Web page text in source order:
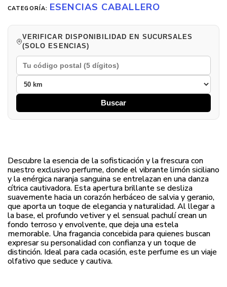
CATEGORÍA: ESENCIAS CABALLERO
VERIFICAR DISPONIBILIDAD EN SUCURSALES
(SOLO ESENCIAS)
Buscar
Descubre la esencia de la sofisticación y la frescura con
nuestro exclusivo perfume, donde el vibrante limón siciliano
y la enérgica naranja sanguina se entrelazan en una danza
cítrica cautivadora. Esta apertura brillante se desliza
suavemente hacia un corazón herbáceo de salvia y geranio,
que aporta un toque de elegancia y naturalidad. Al llegar a
la base, el profundo vetiver y el sensual pachulí crean un
fondo terroso y envolvente, que deja una estela
memorable. Una fragancia concebida para quienes buscan
expresar su personalidad con confianza y un toque de
distinción. Ideal para cada ocasión, este perfume es un viaje
olfativo que seduce y cautiva.